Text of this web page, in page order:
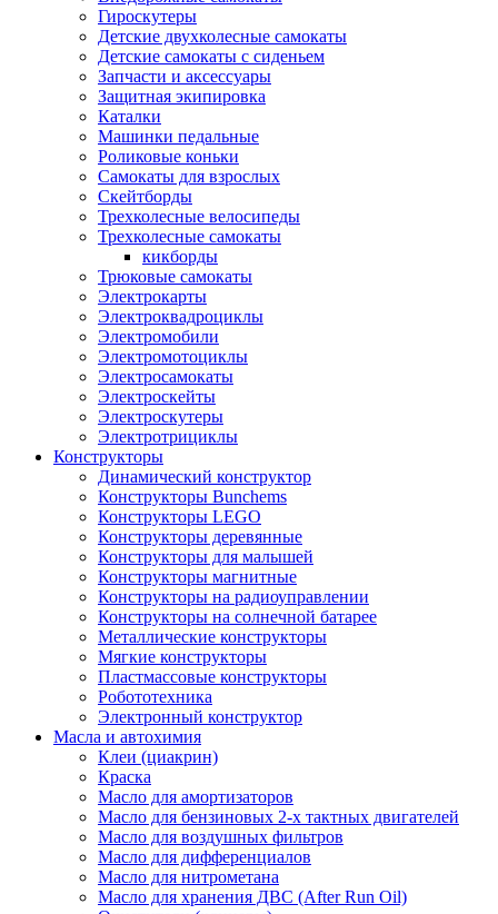
Гироскутеры
Детские двухколесные самокаты
Детские самокаты с сиденьем
Запчасти и аксессуары
Защитная экипировка
Каталки
Машинки педальные
Роликовые коньки
Самокаты для взрослых
Скейтборды
Трехколесные велосипеды
Трехколесные самокаты
кикборды
Трюковые самокаты
Электрокарты
Электроквадроциклы
Электромобили
Электромотоциклы
Электросамокаты
Электроскейты
Электроскутеры
Электротрициклы
Конструкторы
Динамический конструктор
Конструкторы Bunchems
Конструкторы LEGO
Конструкторы деревянные
Конструкторы для малышей
Конструкторы магнитные
Конструкторы на радиоуправлении
Конструкторы на солнечной батарее
Металлические конструкторы
Мягкие конструкторы
Пластмассовые конструкторы
Робототехника
Электронный конструктор
Масла и автохимия
Клеи (циакрин)
Краска
Масло для амортизаторов
Масло для бензиновых 2-х тактных двигателей
Масло для воздушных фильтров
Масло для дифференциалов
Масло для нитрометана
Масло для хранения ДВС (After Run Oil)